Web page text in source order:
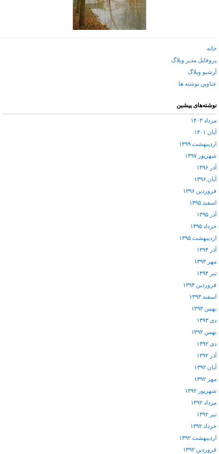
خانه
پروفایل مدیر وبلاگ
آرشیو وبلاگ
عناوین نوشته ها
نوشته‌های پیشین
مرداد ۱۴۰۳
آبان ۱۴۰۱
اردیبهشت ۱۳۹۹
شهریور ۱۳۹۷
آذر ۱۳۹۶
آبان ۱۳۹۶
فروردین ۱۳۹۶
اسفند ۱۳۹۵
آذر ۱۳۹۵
خرداد ۱۳۹۵
اردیبهشت ۱۳۹۵
آذر ۱۳۹۴
مهر ۱۳۹۴
تیر ۱۳۹۴
فروردین ۱۳۹۴
اسفند ۱۳۹۳
بهمن ۱۳۹۳
دی ۱۳۹۳
بهمن ۱۳۹۲
دی ۱۳۹۲
آذر ۱۳۹۲
آبان ۱۳۹۲
مهر ۱۳۹۲
شهریور ۱۳۹۲
مرداد ۱۳۹۲
تیر ۱۳۹۲
خرداد ۱۳۹۲
اردیبهشت ۱۳۹۲
فروردین ۱۳۹۲